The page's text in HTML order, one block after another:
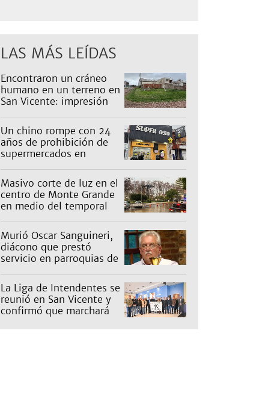
LAS MÁS LEÍDAS
Encontraron un cráneo
humano en un terreno en
San Vicente: impresión
Un chino rompe con 24
años de prohibición de
supermercados en
Masivo corte de luz en el
centro de Monte Grande
en medio del temporal
Murió Oscar Sanguineri,
diácono que prestó
servicio en parroquias de
La Liga de Intendentes se
reunió en San Vicente y
confirmó que marchará